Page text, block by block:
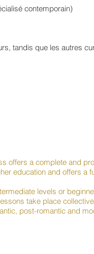
contemporain)
tandis que les autres
offers a complete and
education and offers
levels or
take place
post-romantic and